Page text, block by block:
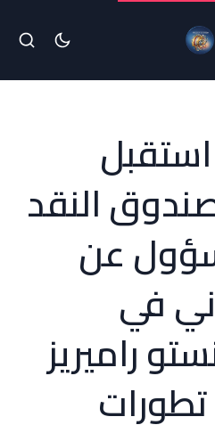
النقد
عن
في
راميريز
تطورات